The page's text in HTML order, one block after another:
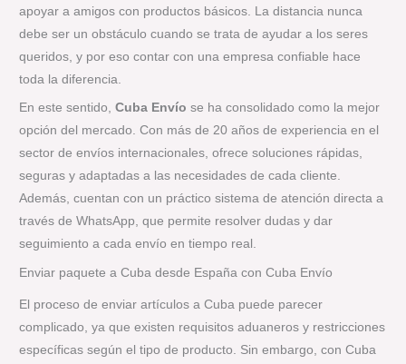
apoyar a amigos con productos básicos. La distancia nunca
debe ser un obstáculo cuando se trata de ayudar a los seres
queridos, y por eso contar con una empresa confiable hace
toda la diferencia.
En este sentido,Cuba Envío se ha consolidado como la mejor
opción del mercado. Con más de 20 años de experiencia en el
sector de envíos internacionales, ofrece soluciones rápidas,
seguras y adaptadas a las necesidades de cada cliente.
Además, cuentan con un práctico sistema de atención directa a
través de WhatsApp, que permite resolver dudas y dar
seguimiento a cada envío en tiempo real.
Enviar paquete a Cuba desde España con Cuba Envío
El proceso de enviar artículos a Cuba puede parecer
complicado, ya que existen requisitos aduaneros y restricciones
específicas según el tipo de producto. Sin embargo, con Cuba